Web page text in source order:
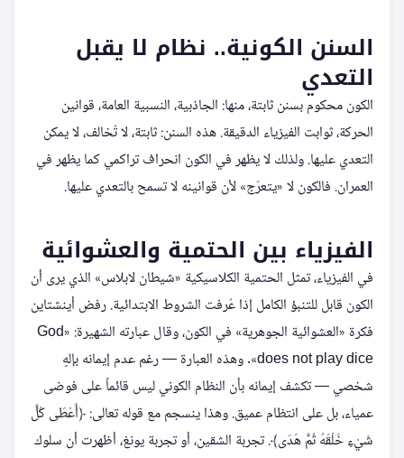
السنن الكونية.. نظام لا يقبل
التعدي
الكون محكوم بسنن ثابتة، منها: الجاذبية، النسبية العامة، قوانين
الحركة، ثوابت الفيزياء الدقيقة. هذه السنن: ثابتة، لا تُخالف، لا يمكن
التعدي عليها. ولذلك لا يظهر في الكون انحراف تراكمي كما يظهر في
العمران. فالكون لا «يتعرّج» لأن قوانينه لا تسمح بالتعدي عليها.
الفيزياء بين الحتمية والعشوائية
في الفيزياء، تمثل الحتمية الكلاسيكية «شيطان لابلاس» الذي يرى أن
الكون قابل للتنبؤ الكامل إذا عُرفت الشروط الابتدائية. رفض أينشتاين
فكرة «العشوائية الجوهرية» في الكون، وقال عبارته الشهيرة: «God
does not play dice». وهذه العبارة — رغم عدم إيمانه بإلهٍ
شخصي — تكشف إيمانه بأن النظام الكوني ليس قائماً على فوضى
عمياء، بل على انتظام عميق. وهذا ينسجم مع قوله تعالى: ﴿أَعْطَى كُلَّ
شَيْءٍ خَلْقَهُ ثُمَّ هَدَى﴾. تجربة الشقين، أو تجربة يونغ، أظهرت أن سلوك